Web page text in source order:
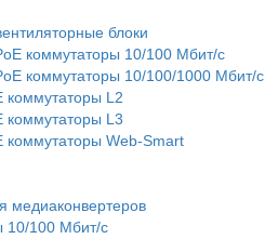
блоки
коммутаторы 10/100 Мбит/с
коммутаторы 10/100/1000 Мбит/с
коммутаторы L2
коммутаторы L3
Web-Smart
медиаконвертеров
10/100 Мбит/с